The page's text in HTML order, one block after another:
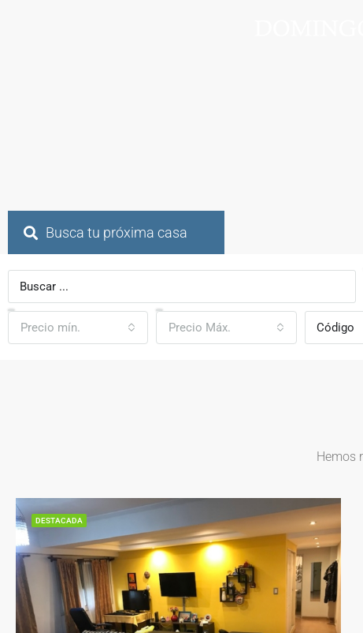
Busca tu próxima casa
Precio mín. Precio Máx.
Hemos
DESTACADA